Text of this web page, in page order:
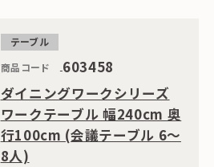
テーブル
商品コード
603458
ダイニングワークシリーズ
ワークテーブル 幅240cm 奥
行100cm (会議テーブル 6〜
8人)